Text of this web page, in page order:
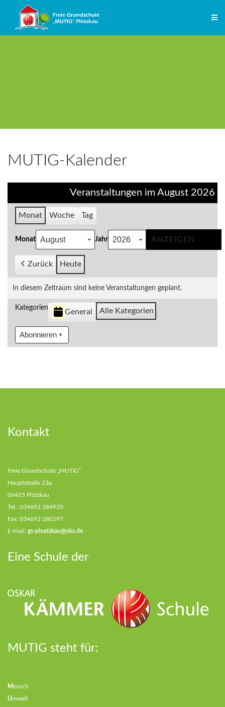
springen
MUTIG-Kalender
Veranstaltungen im August 2026
Monat Woche Tag
Monat Jahr
Zurück Heute
In diesem Zeitraum sind keine Veranstaltungen geplant.
Kategorien General Alle Kategorien
Abonnieren
Kontakt
Freie Grundschule „MUTIG“
Hauptstraße 23a
06425 Plötzkau
Tel.: 034692 384920
Fax: 034692 280297
E-Mail: gs-ploetzkau@oks.de
Eine Schule der
MUTIG steht für:
Mensch
Umwelt